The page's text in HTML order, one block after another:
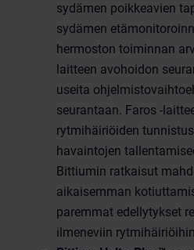
sydämen poikkeavien
sydämen
hermoston toiminnan
laitteen avohoidon
useita
seurantaan. Faros -
rytmihäiriöiden
havaintojen
Bittiumin ratkaisut
aikaisemman
paremmat edellytykset
ilmeneviin